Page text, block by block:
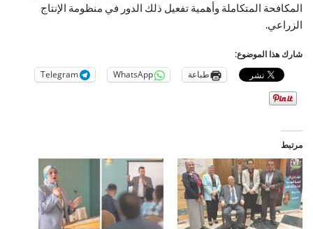
المكافحة المتكاملة وأهمية تفعيل ذلك الدور في منظومة الإنتاج
الزراعي.
شارك هذا الموضوع:
طباعة WhatsApp
Telegram
مرتبط